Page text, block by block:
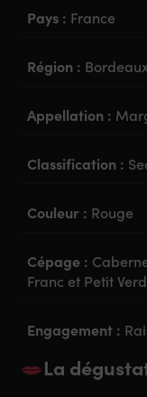
Pays : France
Région : Bordeaux
Appellation :
Classification :
Couleur : Rouge
Cépage :
Franc et Petit
Engagement :
La